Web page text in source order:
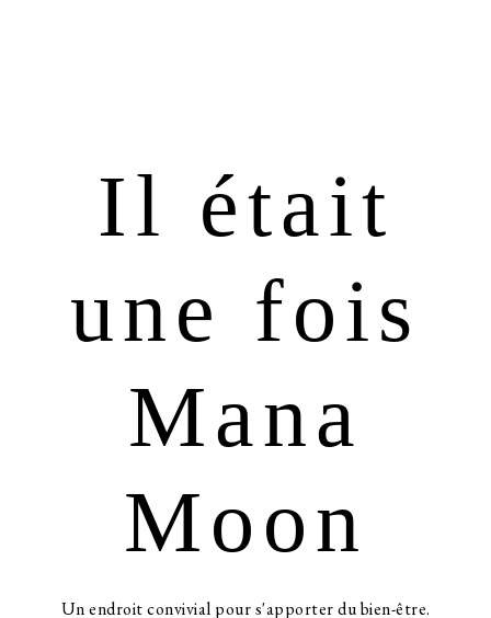
Il était
une fois
Mana
Moon
Un endroit convivial pour s'apporter du bien-être.